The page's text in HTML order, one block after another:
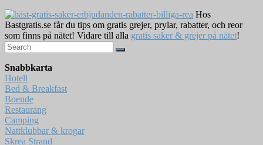
Hos
Bastgratis.se får du tips om gratis grejer, prylar, rabatter, och reor
som finns på nätet! Vidare till alla gratis saker & grejer på nätet!
Snabbkarta
Hotell
Bed & Breakfast
Boende
Restaurang
Camping
Nattklubbar & krogar
Skrea Strand